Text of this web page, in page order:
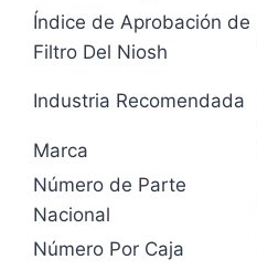
Índice de Aprobación de
Filtro Del Niosh
Industria Recomendada
Marca
Número de Parte
Nacional
Número Por Caja